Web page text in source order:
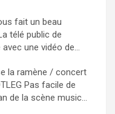
fait un beau
télé public de
une vidéo de...
la ramène / concert
Pas facile de
de la scène music...